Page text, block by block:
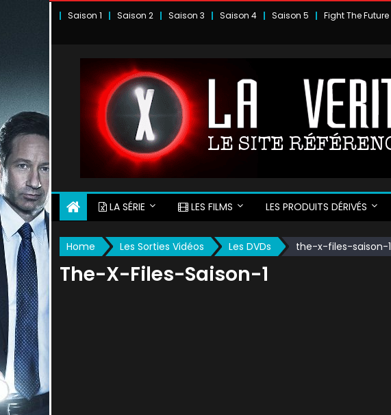
Saison 1 Saison 2 Saison 3 Saison 4 Saison 5 Fight The Future
LA SÉRIE LES FILMS LES PRODUITS DÉRIVÉS
Home Les Sorties Vidéos Les DVDs the-x-files-saison-1
The-X-Files-Saison-1